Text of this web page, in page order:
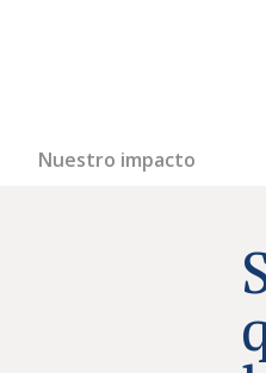
Socios comunitarios para
Todos deberían tener un
Nuestro impacto